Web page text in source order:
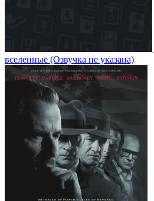
вселенные (Озвучка не указана)